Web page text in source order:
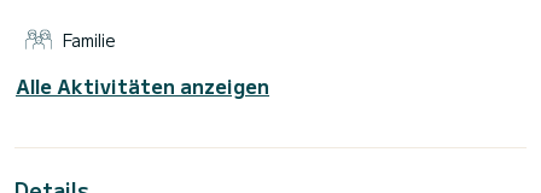
Rollgenua ausgestattet. Es verfügt über folgende
Klimaanlage.
Familie
Alle Aktivitäten anzeigen